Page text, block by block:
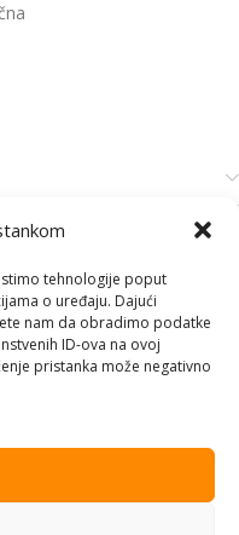
tehnologije poput
o uređaju. Dajući
nam da obradimo podatke
ID-ova na ovoj
pristanka može negativno